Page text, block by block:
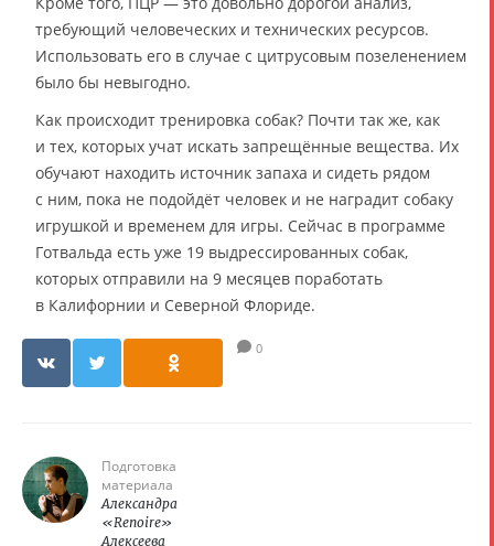
требующий человеческих и технических ресурсов.
Использовать его в случае с цитрусовым позеленением
было бы невыгодно.
Как происходит тренировка собак? Почти так же, как
и тех, которых учат искать запрещённые вещества. Их
обучают находить источник запаха и сидеть рядом
с ним, пока не подойдёт человек и не наградит собаку
игрушкой и временем для игры. Сейчас в программе
Готвальда есть уже 19 выдрессированных собак,
которых отправили на 9 месяцев поработать
в Калифорнии и Северной Флориде.
0
Подготовка
материала
Александра
«Renoire»
Алексеева